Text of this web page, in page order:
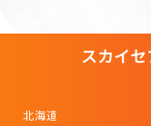
スカイ
北海道